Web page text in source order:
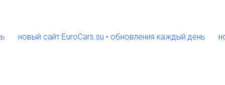
новый сайт EuroCars.su • обновления каждый день новый